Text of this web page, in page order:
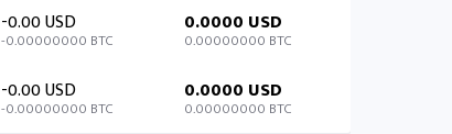
-0.00 USD
-0.00000000 BTC
0.0000 USD
0.00000000 BTC
-0.00 USD
-0.00000000 BTC
0.0000 USD
0.00000000 BTC